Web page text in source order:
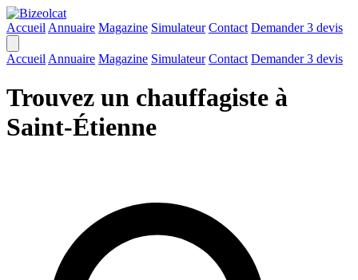
Accueil Annuaire Magazine Simulateur Contact Demander 3 devis
Accueil Annuaire Magazine Simulateur Contact Demander 3 devis
Trouvez un chauffagiste à
Saint-Étienne